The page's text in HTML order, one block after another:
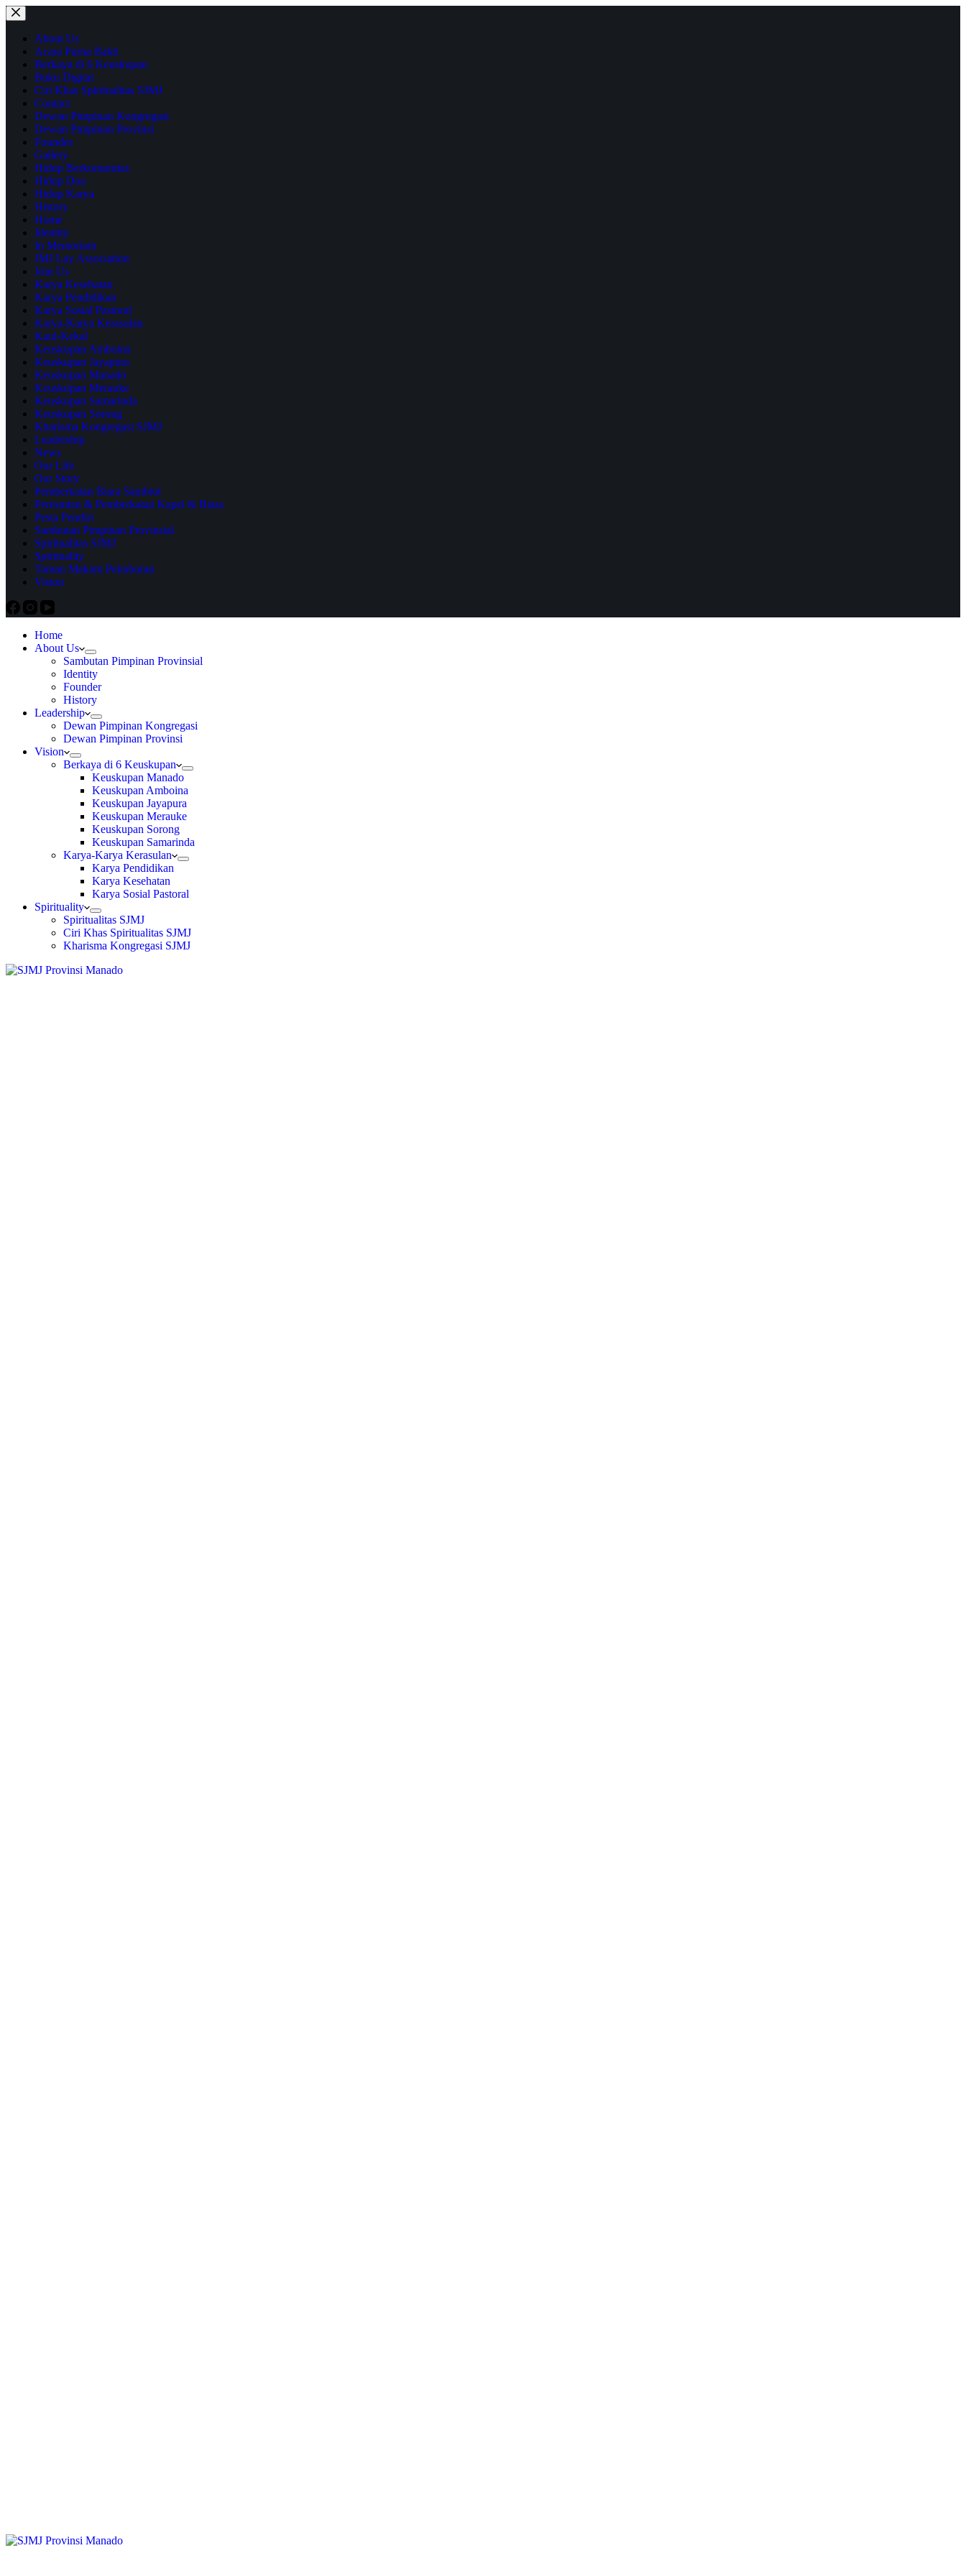
About Us
Acara Purna Bakti
Berkaya di 6 Keuskupan
Buku Digital
Ciri Khas Spiritualitas SJMJ
Contact
Dewan Pimpinan Kongregasi
Dewan Pimpinan Provinsi
Founder
Gallery
Hidup Berkomunitas
Hidup Doa
Hidup Karya
History
Home
Identity
In Memoriam
JMJ Lay Association
Join Us
Karya Kesehatan
Karya Pendidikan
Karya Sosial Pastoral
Karya-Karya Kerasulan
Kaul-Kekal
Keuskupan Amboina
Keuskupan Jayapura
Keuskupan Manado
Keuskupan Merauke
Keuskupan Samarinda
Keuskupan Sorong
Kharisma Kongregasi SJMJ
Leadership
News
Our Life
Our Story
Pemberkatan Biara Sambiut
Peresmian & Pemberkatan Kapel & Biara
Pesta Pendiri
Sambutan Pimpinan Provinsial
Spiritualitas SJMJ
Spirituality
Taman Makam Pekuburan
Vision
Home
About Us
Sambutan Pimpinan Provinsial
Identity
Founder
History
Leadership
Dewan Pimpinan Kongregasi
Dewan Pimpinan Provinsi
Vision
Berkaya di 6 Keuskupan
Keuskupan Manado
Keuskupan Amboina
Keuskupan Jayapura
Keuskupan Merauke
Keuskupan Sorong
Keuskupan Samarinda
Karya-Karya Kerasulan
Karya Pendidikan
Karya Kesehatan
Karya Sosial Pastoral
Spirituality
Spiritualitas SJMJ
Ciri Khas Spiritualitas SJMJ
Kharisma Kongregasi SJMJ